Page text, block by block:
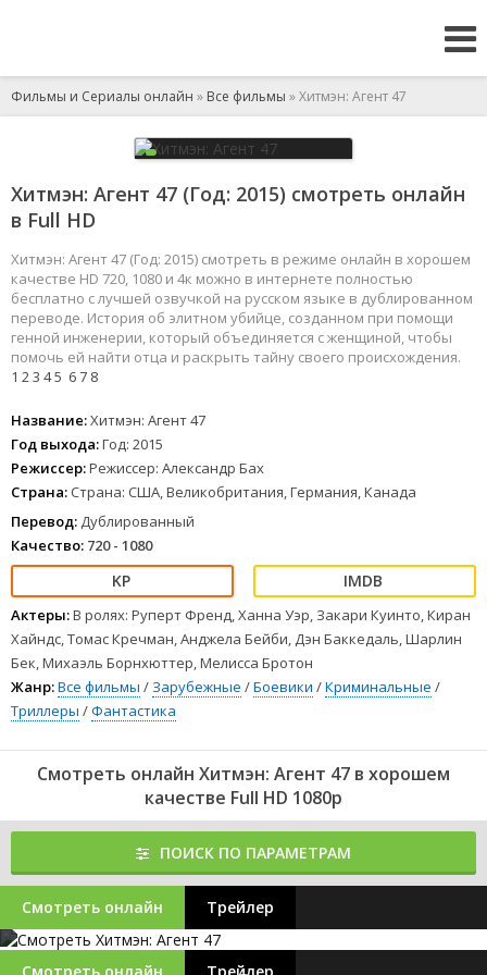
Фильмы и Сериалы онлайн » Все фильмы » Хитмэн: Агент 47
Хитмэн: Агент 47 (Год: 2015) смотреть онлайн
в Full HD
Хитмэн: Агент 47 (Год: 2015) смотреть в режиме онлайн в хорошем
качестве HD 720, 1080 и 4к можно в интернете полностью
бесплатно с лучшей озвучкой на русском языке в дублированном
переводе. История об элитном убийце, созданном при помощи
генной инженерии, который объединяется с женщиной, чтобы
помочь ей найти отца и раскрыть тайну своего происхождения.
1 23 45 67 8
Название:Хитмэн: Агент 47
Год выхода:Год: 2015
Режиссер:Режиссер: Александр Бах
Страна: Страна: США, Великобритания, Германия, Канада
Перевод: Дублированный
Качество: 720 - 1080
Актеры:В ролях: Руперт Френд, Ханна Уэр, Закари Куинто, Киран
Хайндс, Томас Кречман, Анджела Бейби, Дэн Баккедаль, Шарлин
Бек, Михаэль Борнхюттер, Мелисса Бротон
Жанр:Все фильмы / Зарубежные /Боевики /Криминальные /
Триллеры /Фантастика
Смотреть онлайн Хитмэн: Агент 47 в хорошем
качестве Full HD 1080p
ПОИСК ПО ПАРАМЕТРАМ
Смотреть онлайн Трейлер